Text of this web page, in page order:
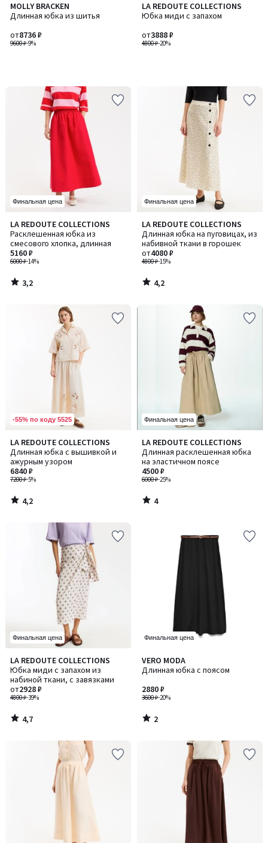
MOLLY BRACKEN
Длинная юбка из шитья
9600 ₽-9%
от8736 ₽
LA REDOUTE COLLECTIONS
Юбка миди с запахом
4800 ₽-20%
от3888 ₽
Финальная цена
LA REDOUTE COLLECTIONS
Расклешенная юбка из
смесового хлопка, длинная
6000 ₽-14%
5160 ₽
3,2
/ 5
3,2
/
Финальная цена
LA REDOUTE COLLECTIONS
Длинная юбка на пуговицах, из
набивной ткани в горошек
4800 ₽-15%
от4080 ₽
4,2
/ 5
4,2
/
-55% по коду 5525
LA REDOUTE COLLECTIONS
Длинная юбка с вышивкой и
ажурным узором
7200 ₽-5%
6840 ₽
4,2
/ 5
4,2
/
Финальная цена
LA REDOUTE COLLECTIONS
Длинная расклешенная юбка
на эластичном поясе
6000 ₽-25%
4500 ₽
4
/
5
4
/
Финальная цена
LA REDOUTE COLLECTIONS
Юбка миди с запахом из
набиной ткани, с завязками
4800 ₽-39%
от2928 ₽
4,7
/ 5
4,7
/
Финальная цена
VERO MODA
Длинная юбка с поясом
3600 ₽-20%
2880 ₽
2
/
2
/